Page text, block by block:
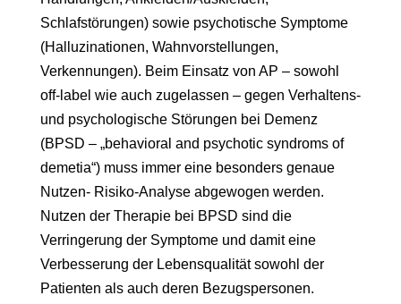
Schlafstörungen) sowie psychotische Symptome
(Halluzinationen, Wahnvorstellungen,
Verkennungen). Beim Einsatz von AP – sowohl
off-label wie auch zugelassen – gegen Verhaltens-
und psychologische Störungen bei Demenz
(BPSD – „behavioral and psychotic syndroms of
demetia“) muss immer eine besonders genaue
Nutzen- Risiko-Analyse abgewogen werden.
Nutzen der Therapie bei BPSD sind die
Verringerung der Symptome und damit eine
Verbesserung der Lebensqualität sowohl der
Patienten als auch deren Bezugspersonen.